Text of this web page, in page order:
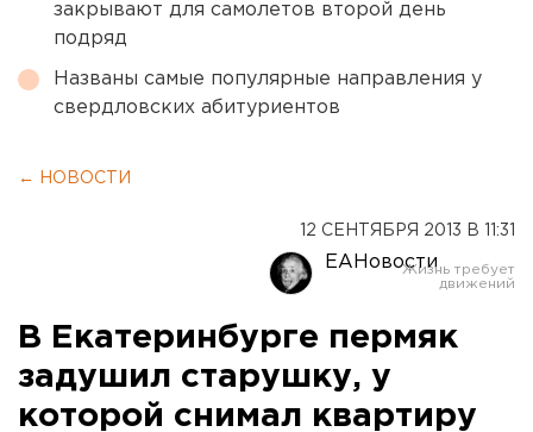
закрывают для самолетов второй день
подряд
Названы самые популярные направления у
свердловских абитуриентов
← НОВОСТИ
12 СЕНТЯБРЯ 2013 В 11:31
ЕАНовости
В Екатеринбурге пермяк
задушил старушку, у
которой снимал квартиру